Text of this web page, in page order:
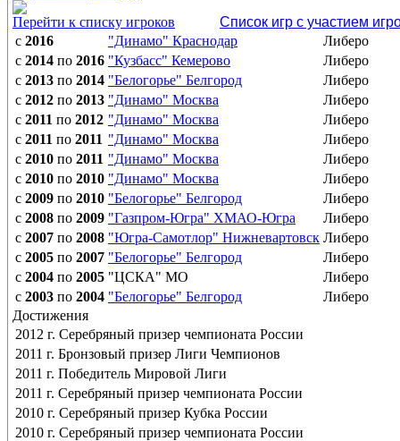
Перейти к списку игроков
Список игр с участием
с 2016 "Динамо" Краснодар
Либеро
с 2014 по 2016 "Кузбасс" Кемерово
Либеро
с 2013 по 2014 "Белогорье" Белгород
Либеро
с 2012 по 2013 "Динамо" Москва
Либеро
с 2011 по 2012 "Динамо" Москва
Либеро
с 2011 по 2011 "Динамо" Москва
Либеро
с 2010 по 2011 "Динамо" Москва
Либеро
с 2010 по 2010 "Динамо" Москва
Либеро
с 2009 по 2010 "Белогорье" Белгород
Либеро
с 2008 по 2009 "Газпром-Югра" ХМАО-Югра
Либеро
с 2007 по 2008 "Югра-Самотлор" Нижневартовск Либеро
с 2005 по 2007 "Белогорье" Белгород
Либеро
с 2004 по 2005 "ЦСКА" МО
Либеро
с 2003 по 2004 "Белогорье" Белгород
Либеро
Достижения
2012 г. Серебряный призер чемпионата России
2011 г. Бронзовый призер Лиги Чемпионов
2011 г. Победитель Мировой Лиги
2011 г. Серебряный призер чемпионата России
2010 г. Серебряный призер Кубка России
2010 г. Серебряный призер чемпионата России